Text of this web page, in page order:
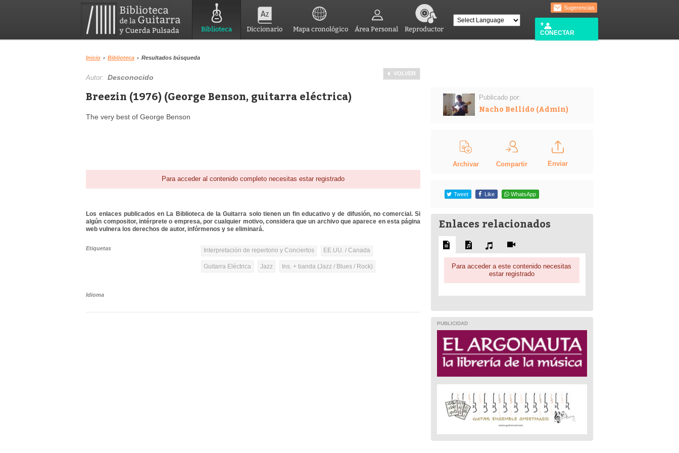
Biblioteca Diccionario Mapa cronológico Área Personal Reproductor
Sugerencias
CONECTAR
Inicio › Biblioteca › Resultados búsqueda
VOLVER
Autor:Desconocido
Breezin (1976) (George Benson, guitarra eléctrica)
The very best of George Benson
Para acceder al contenido completo necesitas estar registrado
Los enlaces publicados en La Biblioteca de la Guitarra solo tienen un fin educativo y de difusión, no comercial. Si
algún compositor, intérprete o empresa, por cualquier motivo, considera que un archivo que aparece en esta página
web vulnera los derechos de autor, infórmenos y se eliminará.
Etiquetas Interpretación de repertorio y Conciertos EE.UU. / Canada
Guitarra Eléctrica Jazz Ins. + banda (Jazz / Blues / Rock)
Idioma
Publicado por:
Nacho Bellido (Admin)
Archivar Compartir Enviar
Tweet Like WhatsApp
Enlaces relacionados
Para acceder a este contenido necesitas
estar registrado
PUBLICIDAD